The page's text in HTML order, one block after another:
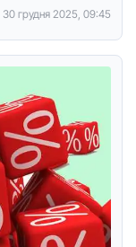
30 грудня 2025, 09:45